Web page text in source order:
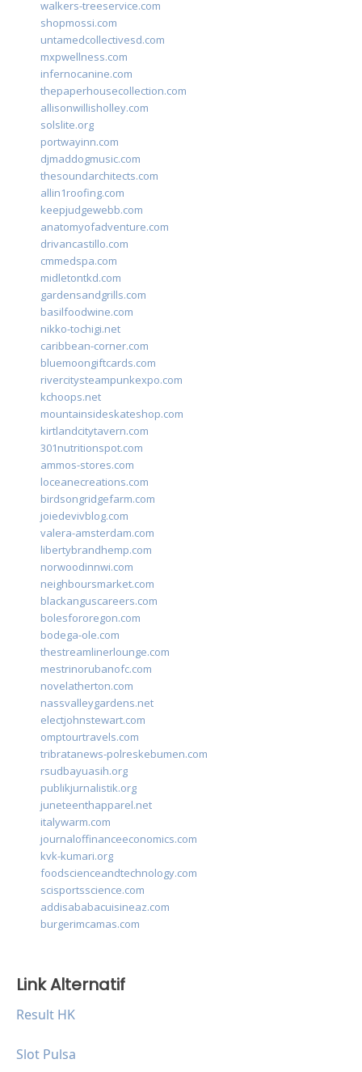
walkers-treeservice.com
shopmossi.com
untamedcollectivesd.com
mxpwellness.com
infernocanine.com
thepaperhousecollection.com
allisonwillisholley.com
solslite.org
portwayinn.com
djmaddogmusic.com
thesoundarchitects.com
allin1roofing.com
keepjudgewebb.com
anatomyofadventure.com
drivancastillo.com
cmmedspa.com
midletontkd.com
gardensandgrills.com
basilfoodwine.com
nikko-tochigi.net
caribbean-corner.com
bluemoongiftcards.com
rivercitysteampunkexpo.com
kchoops.net
mountainsideskateshop.com
kirtlandcitytavern.com
301nutritionspot.com
ammos-stores.com
loceanecreations.com
birdsongridgefarm.com
joiedevivblog.com
valera-amsterdam.com
libertybrandhemp.com
norwoodinnwi.com
neighboursmarket.com
blackanguscareers.com
bolesfororegon.com
bodega-ole.com
thestreamlinerlounge.com
mestrinorubanofc.com
novelatherton.com
nassvalleygardens.net
electjohnstewart.com
omptourtravels.com
tribratanews-polreskebumen.com
rsudbayuasih.org
publikjurnalistik.org
juneteenthapparel.net
italywarm.com
journaloffinanceeconomics.com
kvk-kumari.org
foodscienceandtechnology.com
scisportsscience.com
addisababacuisineaz.com
burgerimcamas.com
Link Alternatif
Result HK
Slot Pulsa